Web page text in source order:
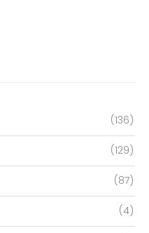
(136)
(129)
(87)
(4)